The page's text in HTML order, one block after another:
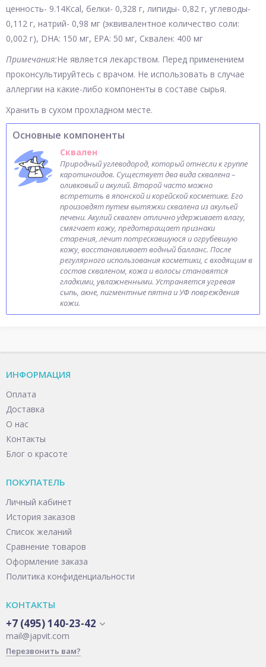
ценность- 9.14Kcal, белки- 0,328 г, липиды- 0,82 г, углеводы-
0,112 г, натрий- 0,98 мг (эквивалентное количество соли:
0,002 г), DHA: 150 мг, EPA: 50 мг, Сквален: 400 мг
Примечания:Не является лекарством. Перед применением
проконсультируйтесь с врачом. Не использовать в случае
аллергии на какие-либо компоненты в составе сырья.
Хранить в сухом прохладном месте.
Основные компоненты
Сквален
Природный углеводород, который отнесли к группе
каротиноидов. Существует два вида сквалена –
оливковый и акулий. Второй часто можно
встретить в японской и корейской косметике. Его
произовдят путем вытяжки сквалена из акульей
печени. Акулий сквален отлично удерживает влагу,
смягчает кожу, предотвращает признаки
старения, лечит потрескавшуюся и огрубевшую
кожу, восстанавливает водный балланс. После
регулярного использования косметики, с входящим в
состав скваленом, кожа и волосы становятся
гладкими, увлажненными. Устраняется угревая
сыпь, акне, пигментные пятна и УФ повреждения
кожи.
ИНФОРМАЦИЯ
Оплата
Доставка
О нас
Контакты
Блог о красоте
ПОКУПАТЕЛЬ
Личный кабинет
История заказов
Список желаний
Сравнение товаров
Оформление заказа
Политика конфиденциальности
КОНТАКТЫ
+7 (495) 140-23-42
mail@japvit.com
Перезвонить вам?